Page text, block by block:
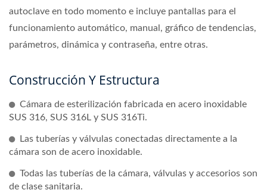
autoclave en todo momento e incluye pantallas para el
funcionamiento automático, manual, gráfico de tendencias,
parámetros, dinámica y contraseña, entre otras.
Construcción Y Estructura
Cámara de esterilización fabricada en acero inoxidable
SUS 316, SUS 316L y SUS 316Ti.
Las tuberías y válvulas conectadas directamente a la
cámara son de acero inoxidable.
Todas las tuberías de la cámara, válvulas y accesorios son
de clase sanitaria.